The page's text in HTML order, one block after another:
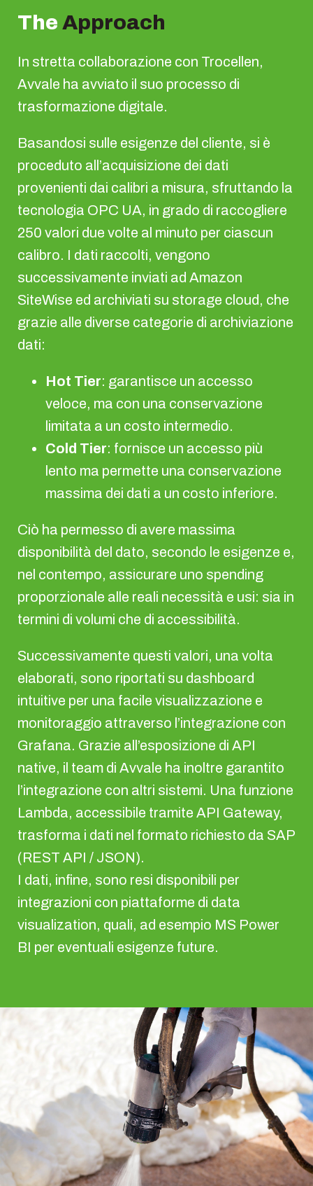
The Approach
In stretta collaborazione con Trocellen,
Avvale ha avviato il suo processo di
trasformazione digitale.
Basandosi sulle esigenze del cliente, si è
proceduto all’acquisizione dei dati
provenienti dai calibri a misura, sfruttando la
tecnologia OPC UA, in grado di raccogliere
250 valori due volte al minuto per ciascun
calibro. I dati raccolti, vengono
successivamente inviati ad Amazon
SiteWise ed archiviati su storage cloud, che
grazie alle diverse categorie di archiviazione
dati:
Hot Tier: garantisce un accesso
veloce, ma con una conservazione
limitata a un costo intermedio.
Cold Tier: fornisce un accesso più
lento ma permette una conservazione
massima dei dati a un costo inferiore.
Ciò ha permesso di avere massima
disponibilità del dato, secondo le esigenze e,
nel contempo, assicurare uno spending
proporzionale alle reali necessità e usi: sia in
termini di volumi che di accessibilità.
Successivamente questi valori, una volta
elaborati, sono riportati su dashboard
intuitive per una facile visualizzazione e
monitoraggio attraverso l’integrazione con
Grafana. Grazie all’esposizione di API
native, il team di Avvale ha inoltre garantito
l’integrazione con altri sistemi. Una funzione
Lambda, accessibile tramite API Gateway,
trasforma i dati nel formato richiesto da SAP
(REST API / JSON).
I dati, infine, sono resi disponibili per
integrazioni con piattaforme di data
visualization, quali, ad esempio MS Power
BI per eventuali esigenze future.